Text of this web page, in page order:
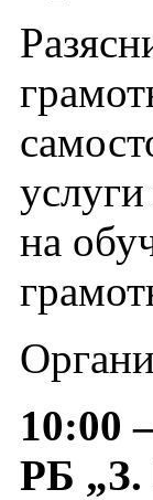
на
10:00
РБ „З.